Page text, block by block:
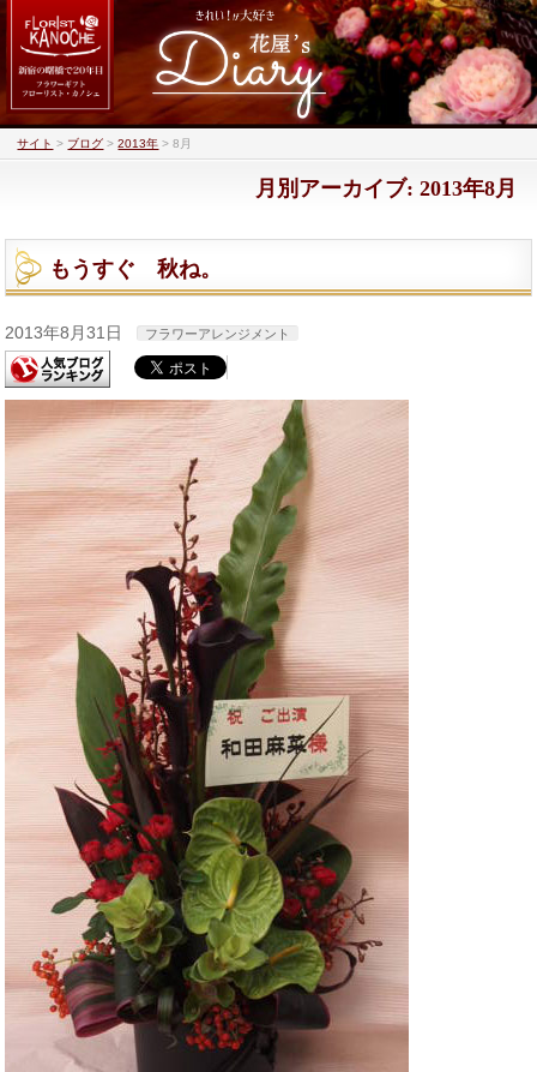
サイト > ブログ >2013年 >8月
月別アーカイブ: 2013年8月
もうすぐ 秋ね。
2013年8月31日 フラワーアレンジメント